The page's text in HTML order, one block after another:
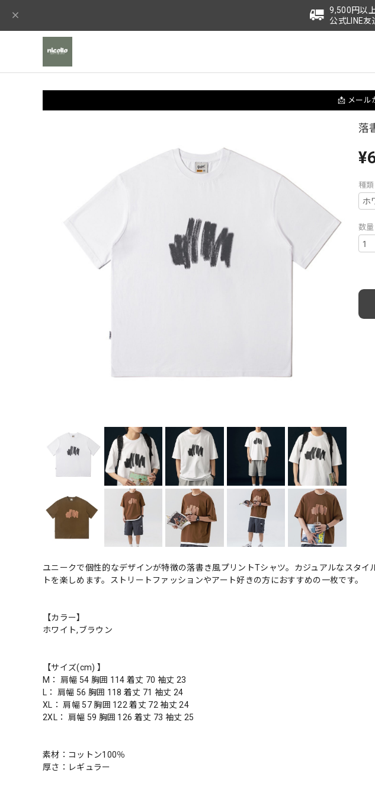
9,500円以
公式LINE
📩 メール
落
種類
数量
ユニークで個性的なデザインが特徴の落書き風プリントTシャツ。カジュアルなスタ
トを楽しめます。ストリートファッションやアート好きの方におすすめの一枚です。
【カラー】
ホワイト,ブラウン
【サイズ(cm) 】
M： 肩幅 54 胸囲 114 着丈 70 袖丈 23
L： 肩幅 56 胸囲 118 着丈 71 袖丈 24
XL： 肩幅 57 胸囲 122 着丈 72 袖丈 24
2XL： 肩幅 59 胸囲 126 着丈 73 袖丈 25
素材：コットン100％
厚さ：レギュラー